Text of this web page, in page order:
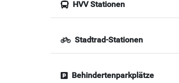
HVV Stationen
Stadtrad-Stationen
Behindertenparkplätze